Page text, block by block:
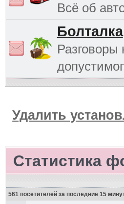
Всё об
Болталка
Удалить
Статистика
561 посетителей за последние 15